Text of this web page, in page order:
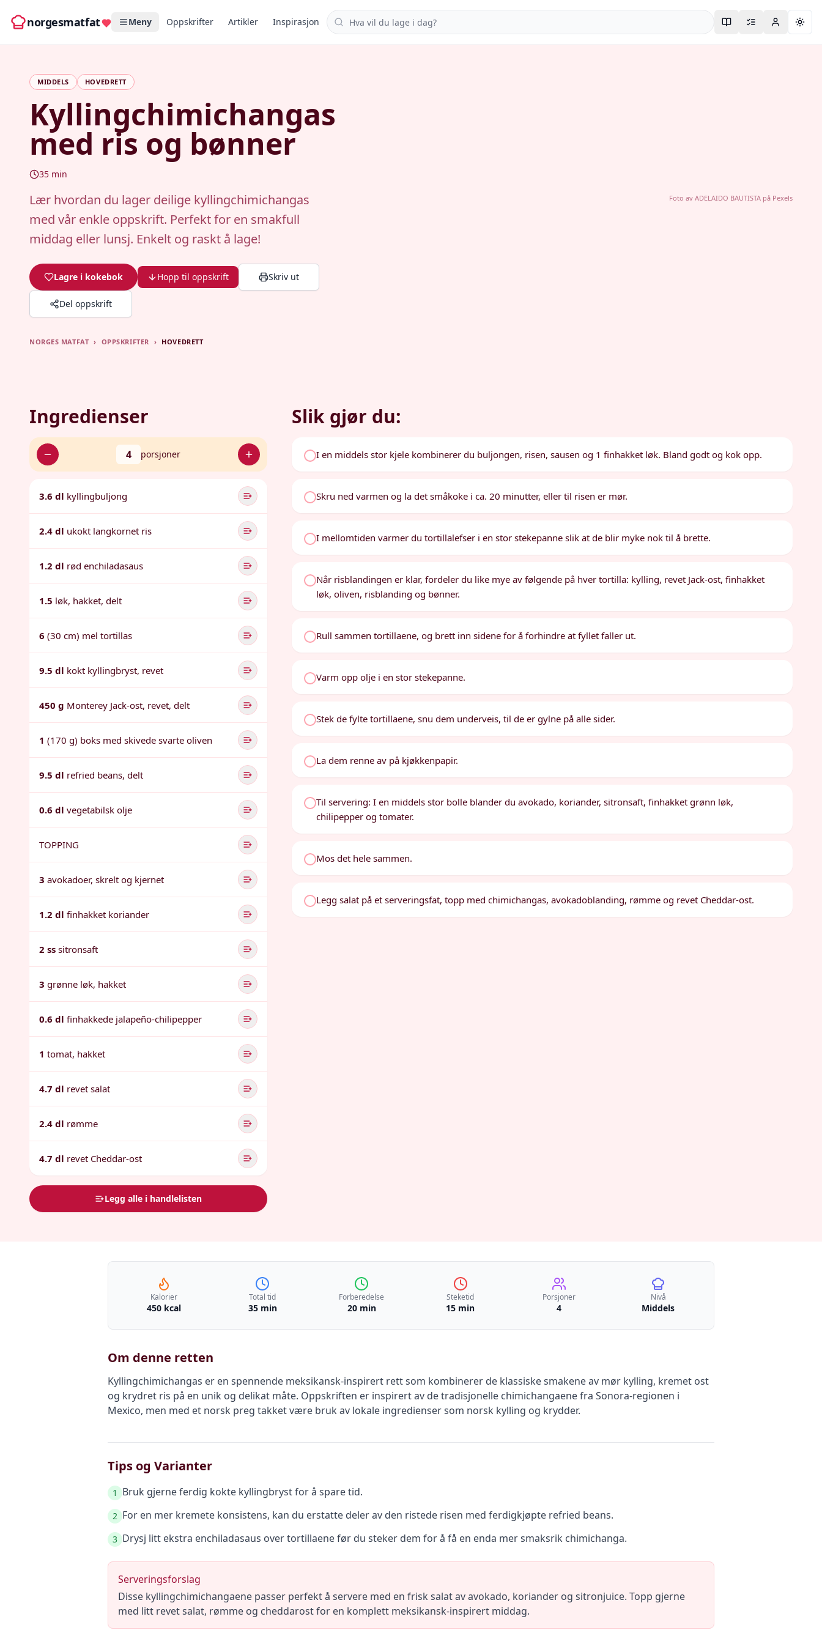
norgesmatfat Meny Oppskrifter Artikler Inspirasjon Søk i oppskrifter
MIDDELS HOVEDRETT
Kyllingchimichangas
med ris og bønner
35 min
Lær hvordan du lager deilige kyllingchimichangas
med vår enkle oppskrift. Perfekt for en smakfull
middag eller lunsj. Enkelt og raskt å lage!
Lagre i kokebok Hopp til oppskrift Skriv ut
Del oppskrift
Foto av ADELAIDO BAUTISTApå Pexels
NORGES MATFAT › OPPSKRIFTER › HOVEDRETT
Ingredienser
4 porsjoner
3.6 dl kyllingbuljong
2.4 dl ukokt langkornet ris
1.2 dl rød enchiladasaus
1.5 løk, hakket, delt
6 (30 cm) mel tortillas
9.5 dl kokt kyllingbryst, revet
450 g Monterey Jack-ost, revet, delt
1 (170 g) boks med skivede svarte oliven
9.5 dl refried beans, delt
0.6 dl vegetabilsk olje
TOPPING
3 avokadoer, skrelt og kjernet
1.2 dl finhakket koriander
2 ss sitronsaft
3 grønne løk, hakket
0.6 dl finhakkede jalapeño-chilipepper
1 tomat, hakket
4.7 dl revet salat
2.4 dl rømme
4.7 dl revet Cheddar-ost
Legg alle i handlelisten
Slik gjør du:
I en middels stor kjele kombinerer du buljongen, risen, sausen og 1 finhakket løk. Bland godt og kok opp.
Skru ned varmen og la det småkoke i ca. 20 minutter, eller til risen er mør.
I mellomtiden varmer du tortillalefser i en stor stekepanne slik at de blir myke nok til å brette.
Når risblandingen er klar, fordeler du like mye av følgende på hver tortilla: kylling, revet Jack-ost, finhakket
løk, oliven, risblanding og bønner.
Rull sammen tortillaene, og brett inn sidene for å forhindre at fyllet faller ut.
Varm opp olje i en stor stekepanne.
Stek de fylte tortillaene, snu dem underveis, til de er gylne på alle sider.
La dem renne av på kjøkkenpapir.
Til servering: I en middels stor bolle blander du avokado, koriander, sitronsaft, finhakket grønn løk,
chilipepper og tomater.
Mos det hele sammen.
Legg salat på et serveringsfat, topp med chimichangas, avokadoblanding, rømme og revet Cheddar-ost.
Kalorier
450 kcal
Total tid
35 min
Forberedelse
20 min
Steketid
15 min
Porsjoner
4
Nivå
Middels
Om denne retten
Kyllingchimichangas er en spennende meksikansk-inspirert rett som kombinerer de klassiske smakene av mør kylling, kremet ost
og krydret ris på en unik og delikat måte. Oppskriften er inspirert av de tradisjonelle chimichangaene fra Sonora-regionen i
Mexico, men med et norsk preg takket være bruk av lokale ingredienser som norsk kylling og krydder.
Tips og Varianter
1 Bruk gjerne ferdig kokte kyllingbryst for å spare tid.
2 For en mer kremete konsistens, kan du erstatte deler av den ristede risen med ferdigkjøpte refried beans.
3 Drysj litt ekstra enchiladasaus over tortillaene før du steker dem for å få en enda mer smaksrik chimichanga.
Serveringsforslag
Disse kyllingchimichangaene passer perfekt å servere med en frisk salat av avokado, koriander og sitronjuice. Topp gjerne
med litt revet salat, rømme og cheddarost for en komplett meksikansk-inspirert middag.